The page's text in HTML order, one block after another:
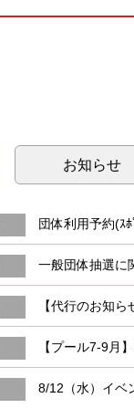
お知らせ
団体利用予約(ｽ
一般団体抽選に
【代行のお知
【プール7-9月
8/12（水）イベ